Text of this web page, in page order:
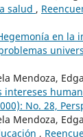
salud ,
en la
Mendoza,
intereses
No. 28,
Mendoza,
,